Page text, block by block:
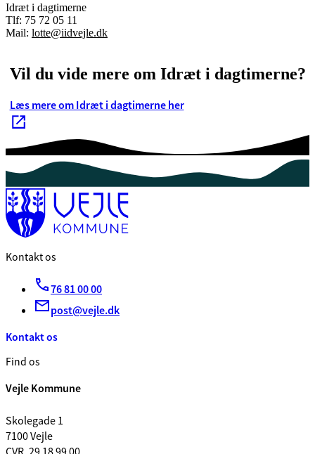
Idræt i dagtimerne
Tlf: 75 72 05 11
Mail: lotte@iidvejle.dk
Vil du vide mere om Idræt i dagtimerne?
Læs mere om Idræt i dagtimerne her
Kontakt os
76 81 00 00
post@vejle.dk
Kontakt os
Find os
Vejle Kommune
Skolegade 1
7100 Vejle